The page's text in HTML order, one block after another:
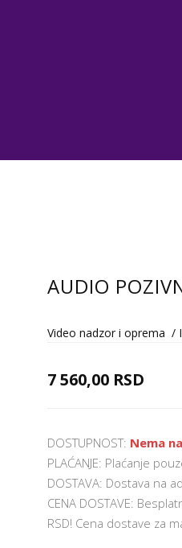
AUDIO
Video nadzor i oprema /
7 560,00 RSD
DOSTUPNOST: Nema
PLAĆANJE: Plaćanje
DOSTAVA: Dostava na
CENA DOSTAVE:
RSD! Cena dostave za